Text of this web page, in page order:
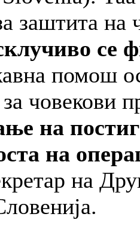
заштита на
се
помош
човекови
на
на
на